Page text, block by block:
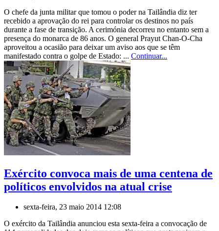
O chefe da junta militar que tomou o poder na Tailândia diz ter
recebido a aprovação do rei para controlar os destinos no país
durante a fase de transição. A cerimónia decorreu no entanto sem a
presença do monarca de 86 anos. O general Prayut Chan-O-Cha
aproveitou a ocasião para deixar um aviso aos que se têm
manifestado contra o golpe de Estado: ... Continuar...
Exército convoca mais de uma centena de
políticos envolvidos na atual crise
sexta-feira, 23 maio 2014 12:08
O exército da Tailândia anunciou esta sexta-feira a convocação de